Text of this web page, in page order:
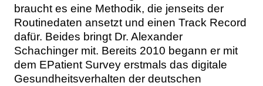
braucht es eine Methodik, die jenseits der
Routinedaten ansetzt und einen Track Record
dafür. Beides bringt Dr. Alexander
Schachinger mit. Bereits 2010 begann er mit
dem EPatient Survey erstmals das digitale
Gesundheitsverhalten der deutschen